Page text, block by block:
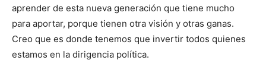
aprender de esta nueva generación que tiene mucho
para aportar, porque tienen otra visión y otras ganas.
Creo que es donde tenemos que invertir todos quienes
estamos en la dirigencia política.